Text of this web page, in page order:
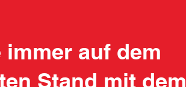
immer auf dem
Stand mit dem